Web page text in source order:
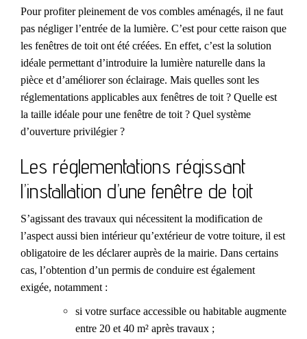
Pour profiter pleinement de vos combles aménagés, il ne faut
pas négliger l’entrée de la lumière. C’est pour cette raison que
les fenêtres de toit ont été créées. En effet, c’est la solution
idéale permettant d’introduire la lumière naturelle dans la
pièce et d’améliorer son éclairage. Mais quelles sont les
réglementations applicables aux fenêtres de toit ? Quelle est
la taille idéale pour une fenêtre de toit ? Quel système
d’ouverture privilégier ?
Les réglementations régissant
l’installation d’une fenêtre de toit
S’agissant des travaux qui nécessitent la modification de
l’aspect aussi bien intérieur qu’extérieur de votre toiture, il est
obligatoire de les déclarer auprès de la mairie. Dans certains
cas, l’obtention d’un permis de conduire est également
exigée, notamment :
si votre surface accessible ou habitable augmente
entre 20 et 40 m² après travaux ;